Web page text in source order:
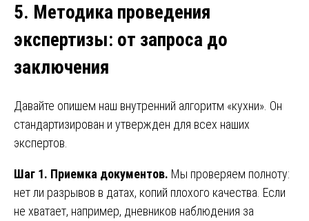
5. Методика проведения
экспертизы: от запроса до
заключения
Давайте опишем наш внутренний алгоритм «кухни». Он
стандартизирован и утвержден для всех наших
экспертов.
Шаг 1. Приемка документов. Мы проверяем полноту:
нет ли разрывов в датах, копий плохого качества. Если
не хватает, например, дневников наблюдения за